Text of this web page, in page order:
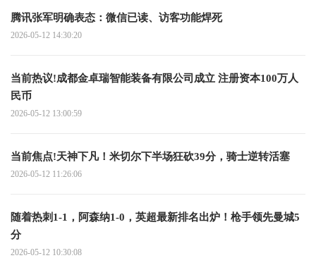
腾讯张军明确表态：微信已读、访客功能焊死
2026-05-12 14:30:20
当前热议!成都金卓瑞智能装备有限公司成立 注册资本100万人
民币
2026-05-12 13:00:59
当前焦点!天神下凡！米切尔下半场狂砍39分，骑士逆转活塞
2026-05-12 11:26:06
随着热刺1-1，阿森纳1-0，英超最新排名出炉！枪手领先曼城5
分
2026-05-12 10:30:08